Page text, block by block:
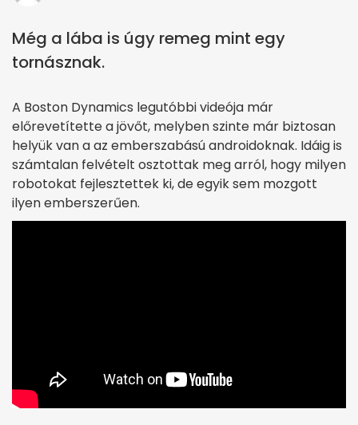
Még a lába is úgy remeg mint egy
tornásznak.
A Boston Dynamics legutóbbi videója már
előrevetítette a jövőt, melyben szinte már biztosan
helyük van a az emberszabású androidoknak. Idáig is
számtalan felvételt osztottak meg arról, hogy milyen
robotokat fejlesztettek ki, de egyik sem mozgott
ilyen emberszerűen.